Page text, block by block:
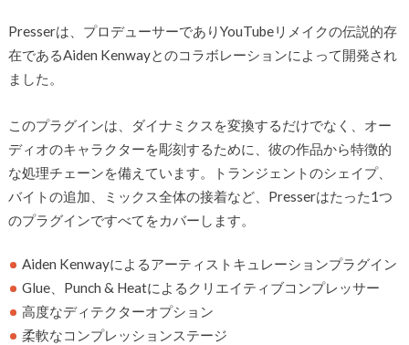
Presserは、プロデューサーでありYouTubeリメイクの伝説的存
在であるAiden Kenwayとのコラボレーションによって開発され
ました。
このプラグインは、ダイナミクスを変換するだけでなく、オー
ディオのキャラクターを彫刻するために、彼の作品から特徴的
な処理チェーンを備えています。トランジェントのシェイプ、
バイトの追加、ミックス全体の接着など、Presserはたった1つ
のプラグインですべてをカバーします。
Aiden Kenwayによるアーティストキュレーションプラグイン
Glue、Punch & Heatによるクリエイティブコンプレッサー
高度なディテクターオプション
柔軟なコンプレッションステージ